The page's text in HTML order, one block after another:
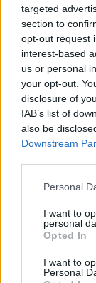
targeted
section to
opt-out request
interest-based
us or personal
your opt-out.
disclosure of
IAB’s list of
also be
Downstream
Personal
I want to
personal
Opted In
I want to
Personal
Opinii
Opinii